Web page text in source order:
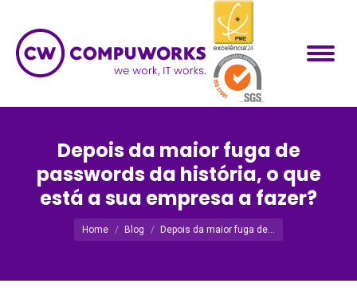
Depois da maior fuga de
passwords da história, o que
está a sua empresa a fazer?
Você está aqui:
Home Blog Depois da maior fuga de…